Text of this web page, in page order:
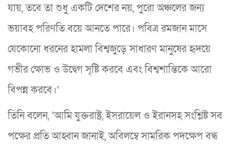
যায়, তবে তা শুধু একটি দেশের নয়, পুরো অঞ্চলের জন্য
ভয়াবহ পরিণতি বয়ে আনতে পারে। পবিত্র রমজান মাসে
যেকোনো ধরনের হামলা বিশ্বজুড়ে সাধারণ মানুষের হৃদয়ে
গভীর ক্ষোভ ও উদ্বেগ সৃষ্টি করবে এবং বিশ্বশান্তিকে আরো
বিপন্ন করবে।’
তিনি বলেন, ‘আমি যুক্তরাষ্ট্র, ইসরায়েল ও ইরানসহ সংশ্লিষ্ট সব
পক্ষের প্রতি আহ্বান জানাই, অবিলম্বে সামরিক পদক্ষেপ বন্ধ